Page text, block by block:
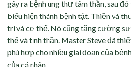
gây ra bệnh ung thư tâm thần, sau
biểu hiện thành bệnh tật. Thiền và
trí và cơ thể. Nó cũng tăng cường
thể và tinh thần. Master Steve đã
phù hợp cho nhiều giai đoạn của
của cá nhân.